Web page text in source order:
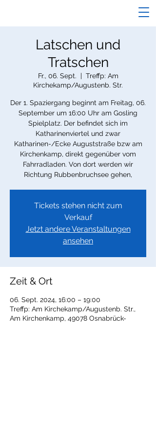
Latschen und
Tratschen
Fr., 06. Sept.
  |
Treffp: Am
Kirchekamp/Augustenb. Str.
Der 1. Spaziergang beginnt am Freitag, 06.
September um 16:00 Uhr am Gosling
Spielplatz. Der befindet sich im
Katharinenviertel und zwar
Katharinen-/Ecke Auguststraße bzw am
Kirchenkamp, direkt gegenüber vom
Fahrradladen. Von dort werden wir
Richtung Rubbenbruchsee gehen,
Tickets stehen nicht zum
Verkauf
Jetzt andere Veranstaltungen
ansehen
Zeit & Ort
06. Sept. 2024, 16:00 – 19:00
Treffp: Am Kirchekamp/Augustenb. Str.,
Am Kirchenkamp, 49078 Osnabrück-